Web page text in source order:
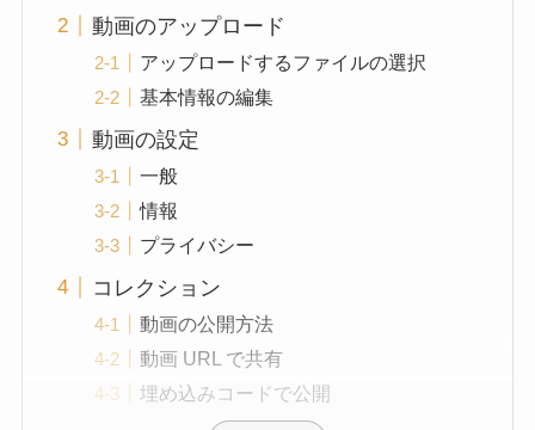
動画のアップロード
アップロードするファイルの選択
基本情報の編集
動画の設定
一般
情報
プライバシー
コレクション
動画の公開方法
動画 URL で共有
埋め込みコードで公開